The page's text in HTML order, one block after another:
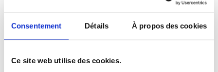
Consentement Détails À propos des cookies
Ce site web utilise des cookies.